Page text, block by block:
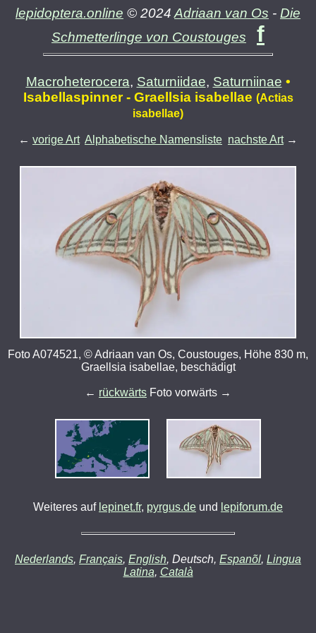
lepidoptera.online © 2024 Adriaan van Os - Die
Schmetterlinge von Coustouges
f
Macroheterocera, Saturniidae, Saturniinae •
Isabellaspinner - Graellsia isabellae (Actias
isabellae)
← vorige Art Alphabetische Namensliste nachste Art→
Foto A074521, © Adriaan van Os, Coustouges, Höhe 830 m,
Graellsia isabellae, beschädigt
← rückwärts Foto vorwärts →
Weiteres auf lepinet.fr, pyrgus.de und lepiforum.de
Nederlands, Français, English, Deutsch, Espanõl, Lingua
Latina, Català